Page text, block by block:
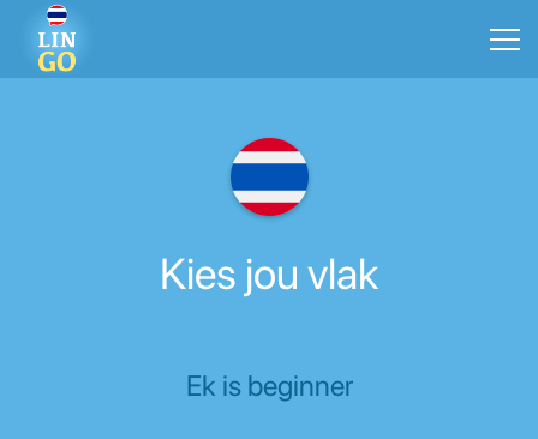
Kies jou vlak
Ek is beginner